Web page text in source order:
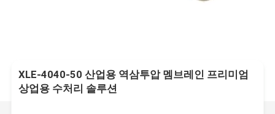
XLE-4040-50 산업용 역삼투압 멤브레인 프리미엄
상업용 수처리 솔루션